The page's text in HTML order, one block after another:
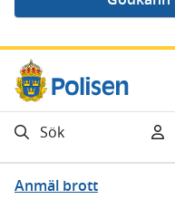
Gå direkt till innehåll
Sök
Anmäl brott